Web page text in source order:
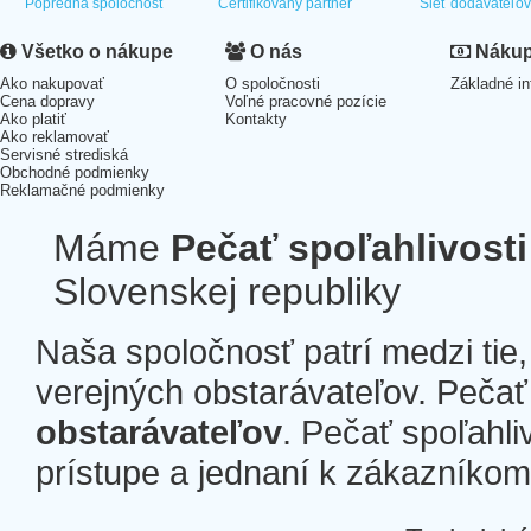
Popredná spoločnosť Certifikovaný partner Sieť dodávateľov
Všetko o nákupe
Ako nakupovať
Cena dopravy
Ako platiť
Ako reklamovať
Servisné strediská
Obchodné podmienky
Reklamačné podmienky
O nás
O spoločnosti
Voľné pracovné pozície
Kontakty
Základné
Máme Pečať spoľahlivosti
Slovenskej republiky
Naša spoločnosť patrí medzi
verejných obstarávateľov.
obstarávateľov. Pečať
prístupe a jednaní k